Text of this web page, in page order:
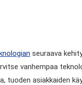
seuraava
vanhempaa
tuoden asiakkaiden